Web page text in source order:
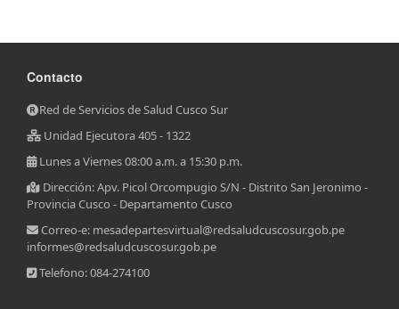
Contacto
Red de Servicios de Salud Cusco Sur
Unidad Ejecutora 405 - 1322
Lunes a Viernes 08:00 a.m. a 15:30 p.m.
Dirección: Apv. Picol Orcompugio S/N - Distrito San Jeronimo -
Provincia Cusco - Departamento Cusco
Correo-e: mesadepartesvirtual@redsaludcuscosur.gob.pe
informes@redsaludcuscosur.gob.pe
Telefono: 084-274100